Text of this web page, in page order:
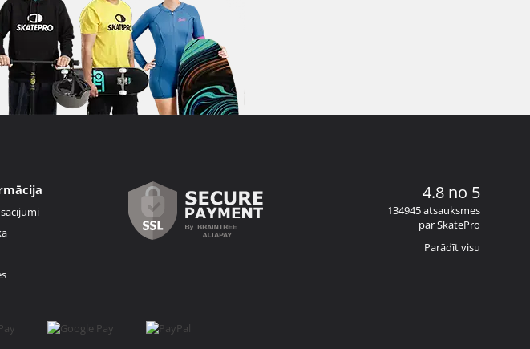
4.8 no 5
134945 atsauksmes
par SkatePro
Parādīt visu